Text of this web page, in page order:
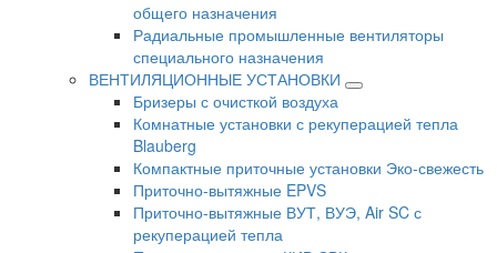
общего назначения
Радиальные промышленные вентиляторы
специального назначения
ВЕНТИЛЯЦИОННЫЕ УСТАНОВКИ
Бризеры с очисткой воздуха
Комнатные установки с рекуперацией тепла
Blauberg
Компактные приточные установки Эко-свежесть
Приточно-вытяжные EPVS
Приточно-вытяжные ВУТ, ВУЭ, Air SC с
рекуперацией тепла